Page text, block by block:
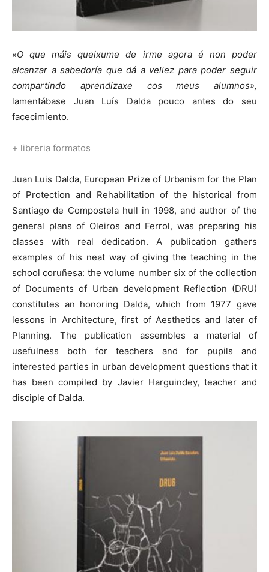
«O que máis queixume de irme agora é non poder
alcanzar a sabedoría que dá a vellez para poder seguir
compartindo aprendizaxe cos meus alumnos»,
lamentábase Juan Luís Dalda pouco antes do seu
facecimiento.
+ libreria formatos
Juan Luis Dalda, European Prize of Urbanism for the Plan
of Protection and Rehabilitation of the historical from
Santiago de Compostela hull in 1998, and author of the
general plans of Oleiros and Ferrol, was preparing his
classes with real dedication. A publication gathers
examples of his neat way of giving the teaching in the
school coruñesa: the volume number six of the collection
of Documents of Urban development Reflection (DRU)
constitutes an honoring Dalda, which from 1977 gave
lessons in Architecture, first of Aesthetics and later of
Planning. The publication assembles a material of
usefulness both for teachers and for pupils and
interested parties in urban development questions that it
has been compiled by Javier Harguindey, teacher and
disciple of Dalda.